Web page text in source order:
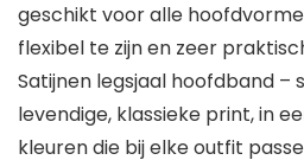
geschikt voor alle
flexibel te zijn en zeer
Satijnen legsjaal hoofdband –
levendige, klassieke print, in
kleuren die bij elke outfit